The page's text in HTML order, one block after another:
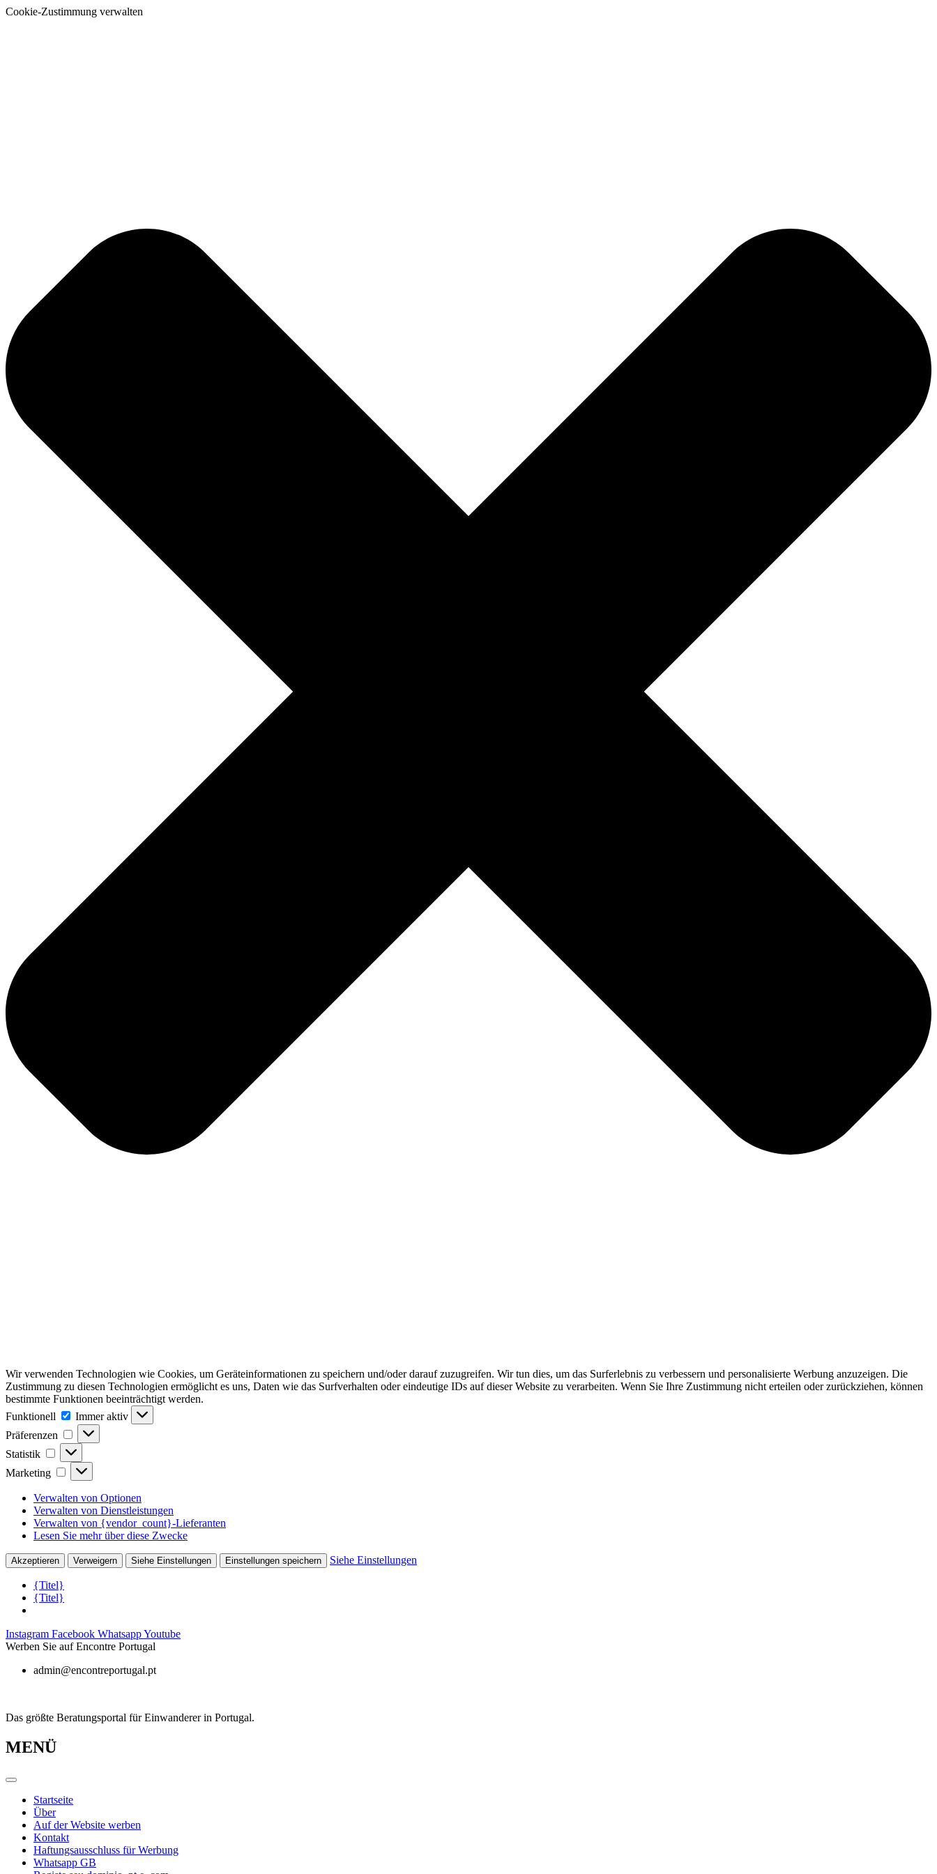
Cookie-Zustimmung verwalten
Wir verwenden Technologien wie Cookies, um Geräteinformationen zu speichern und/oder darauf zuzugreifen. Wir tun dies, um das Surferlebnis zu verbessern und personalisierte Werbung anzuzeigen. Die
Zustimmung zu diesen Technologien ermöglicht es uns, Daten wie das Surfverhalten oder eindeutige IDs auf dieser Website zu verarbeiten. Wenn Sie Ihre Zustimmung nicht erteilen oder zurückziehen, können
bestimmte Funktionen beeinträchtigt werden.
Funktionell
Funktionell
Immer aktiv
Präferenzen
Präferenzen
Statistik Statistik
Marketing Marketing
Verwalten von Optionen
Verwalten von Dienstleistungen
Verwalten von {vendor_count}-Lieferanten
Lesen Sie mehr über diese Zwecke
Akzeptieren Verweigern Siehe Einstellungen Einstellungen speichern Siehe Einstellungen
{Titel}
{Titel}
Zum
Inhalt
Instagram Facebook WhatsappYoutube
Werben Sie auf Encontre Portugal
admin@encontreportugal.pt
Das größte Beratungsportal für Einwanderer in Portugal.
MENÜ
Startseite
Über
Auf der Website werben
Kontakt
Haftungsausschluss für Werbung
Whatsapp GB